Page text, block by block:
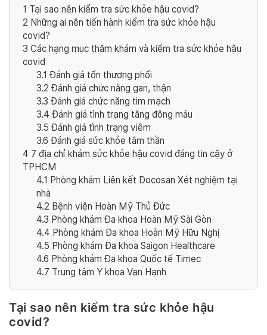
1 Tại sao nên kiểm tra sức khỏe hậu covid?
2 Những ai nên tiến hành kiểm tra sức khỏe hậu
covid?
3 Các hạng mục thăm khám và kiểm tra sức khỏe hậu
covid
3.1 Đánh giá tổn thương phổi
3.2 Đánh giá chức năng gan, thận
3.3 Đánh giá chức năng tim mạch
3.4 Đánh giá tình trạng tăng đông máu
3.5 Đánh giá tình trạng viêm
3.6 Đánh giá sức khỏe tâm thần
4 7 địa chỉ khám sức khỏe hậu covid đáng tin cậy ở
TPHCM
4.1 Phòng khám Liên kết Docosan Xét nghiệm tại
nhà
4.2 Bệnh viện Hoàn Mỹ Thủ Đức
4.3 Phòng khám Đa khoa Hoàn Mỹ Sài Gòn
4.4 Phòng khám Đa khoa Hoàn Mỹ Hữu Nghị
4.5 Phòng khám Đa khoa Saigon Healthcare
4.6 Phòng khám Đa khoa Quốc tế Timec
4.7 Trung tâm Y khoa Vạn Hạnh
Tại sao nên kiểm tra sức khỏe hậu
covid?